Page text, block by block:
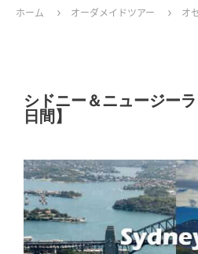
ホーム オーダメイドツアー オ
シドニー＆ニュージー
日間】